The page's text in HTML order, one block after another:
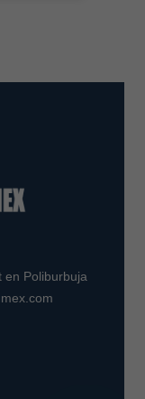
en Poliburbuja